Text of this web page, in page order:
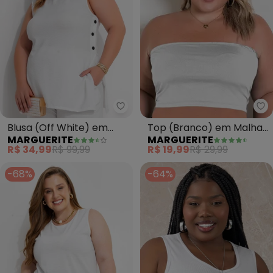
Marguerite - Blusa (Off White)
Blusa (Off White) em
Malha Anarruga
MARGUERITE
R$ 34,99R$ 99,99
Top (Branco) em Malha
Fria
MARGUERITE
R$ 19,99R$ 29,99
-68%
-64%